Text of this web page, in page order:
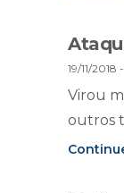
19/11/2018
Virou
outros